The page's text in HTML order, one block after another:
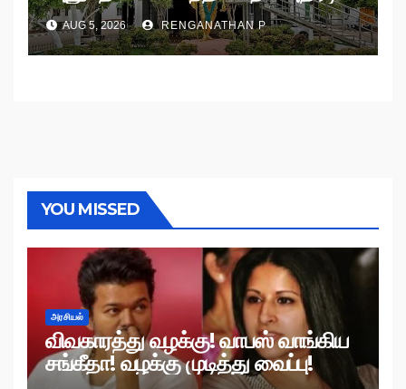
உத்தரவு!
AUG 5, 2026 RENGANATHAN P
YOU MISSED
அரசியல்
விவகாரத்து வழக்கு! வாபஸ் வாங்கிய
சங்கீதா! வழக்கு முடித்து வைப்பு!